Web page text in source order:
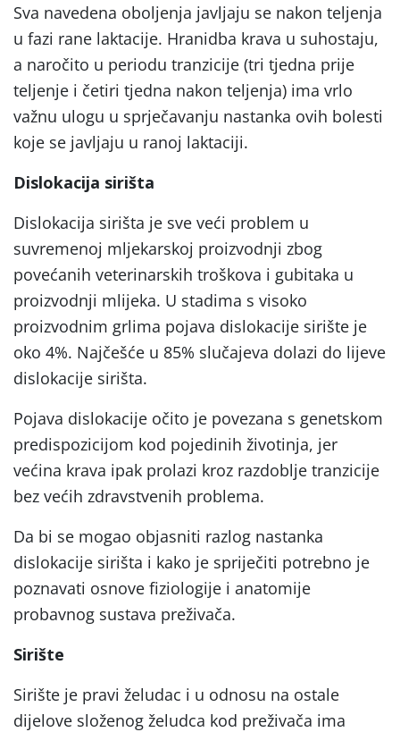
Sva navedena oboljenja javljaju se nakon teljenja
u fazi rane laktacije. Hranidba krava u suhostaju,
a naročito u periodu tranzicije (tri tjedna prije
teljenje i četiri tjedna nakon teljenja) ima vrlo
važnu ulogu u sprječavanju nastanka ovih bolesti
koje se javljaju u ranoj laktaciji.
Dislokacija sirišta
Dislokacija sirišta je sve veći problem u
suvremenoj mljekarskoj proizvodnji zbog
povećanih veterinarskih troškova i gubitaka u
proizvodnji mlijeka. U stadima s visoko
proizvodnim grlima pojava dislokacije sirište je
oko 4%. Najčešće u 85% slučajeva dolazi do lijeve
dislokacije sirišta.
Pojava dislokacije očito je povezana s genetskom
predispozicijom kod pojedinih životinja, jer
većina krava ipak prolazi kroz razdoblje tranzicije
bez većih zdravstvenih problema.
Da bi se mogao objasniti razlog nastanka
dislokacije sirišta i kako je spriječiti potrebno je
poznavati osnove fiziologije i anatomije
probavnog sustava preživača.
Sirište
Sirište je pravi želudac i u odnosu na ostale
dijelove složenog želudca kod preživača ima